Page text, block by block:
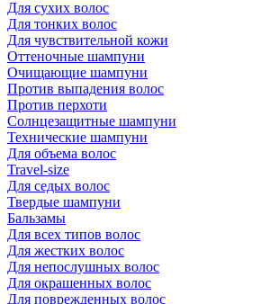
Для сухих волос
Для тонких волос
Для чувствительной кожи
Оттеночные шампуни
Очищающие шампуни
Против выпадения волос
Против перхоти
Солнцезащитные шампуни
Технические шампуни
Для объема волос
Travel-size
Для седых волос
Твердые шампуни
Бальзамы
Для всех типов волос
Для жестких волос
Для непослушных волос
Для окрашенных волос
Для поврежденных волос